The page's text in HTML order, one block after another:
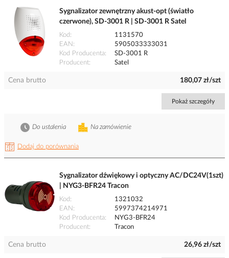
Sygnalizator zewnętrzny akust-opt (światło
czerwone), SD-3001 R | SD-3001 R Satel
Kod
1131570
EAN
5905033333031
Kod Producenta
SD-3001 R
Producent
Satel
Cena brutto 180,07 zł/szt
Pokaż szczegóły
Dodaj do porównania
Na zamówienie
Do ustalenia
Sygnalizator dźwiękowy i optyczny AC/DC24V(1szt)
| NYG3-BFR24 Tracon
Kod
1321032
EAN
5997374214971
Kod Producenta
NYG3-BFR24
Producent
Tracon
Cena brutto 26,96 zł/szt